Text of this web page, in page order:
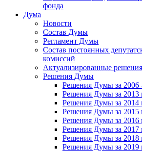
фонда
Дума
Новости
Состав Думы
Регламент Думы
Состав постоянных
комиссий
Актуализированные
Решения Думы
Решения Думы за 2006
Решения Думы за 2013
Решения Думы за 2014
Решения Думы за 2015
Решения Думы за 2016
Решения Думы за 2017
Решения Думы за 2018
Решения Думы за 2019